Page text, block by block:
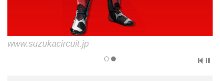
www.gamecity.ne.jp
www.suzukacircuit.jp